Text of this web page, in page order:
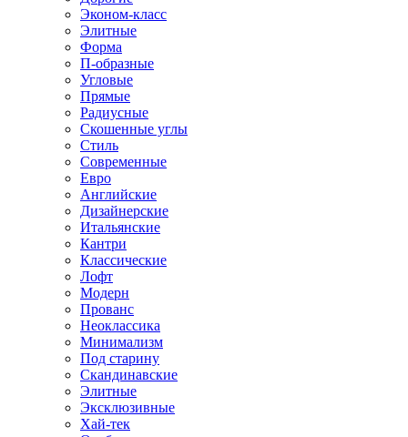
Эконом-класс
Элитные
Форма
П-образные
Угловые
Прямые
Радиусные
Скошенные углы
Стиль
Современные
Евро
Английские
Дизайнерские
Итальянские
Кантри
Классические
Лофт
Модерн
Прованс
Неоклассика
Минимализм
Под старину
Скандинавские
Элитные
Эксклюзивные
Хай-тек